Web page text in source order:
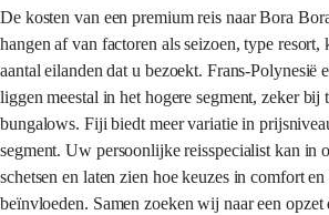
De kosten van een premium reis naar Bora
hangen af van factoren als seizoen, type resort,
aantal eilanden dat u bezoekt. Frans-Polynesië
liggen meestal in het hogere segment, zeker bij
bungalows. Fiji biedt meer variatie in
segment. Uw persoonlijke reisspecialist kan in
schetsen en laten zien hoe keuzes in comfort
beïnvloeden. Samen zoeken wij naar een opzet